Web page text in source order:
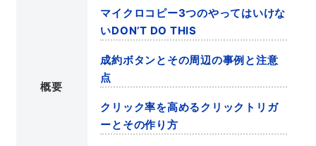
概要
マイクロコピー3つのやってはいけな
いDON’T DO THIS
成約ボタンとその周辺の事例と注意
点
クリック率を高めるクリックトリガ
ーとその作り方